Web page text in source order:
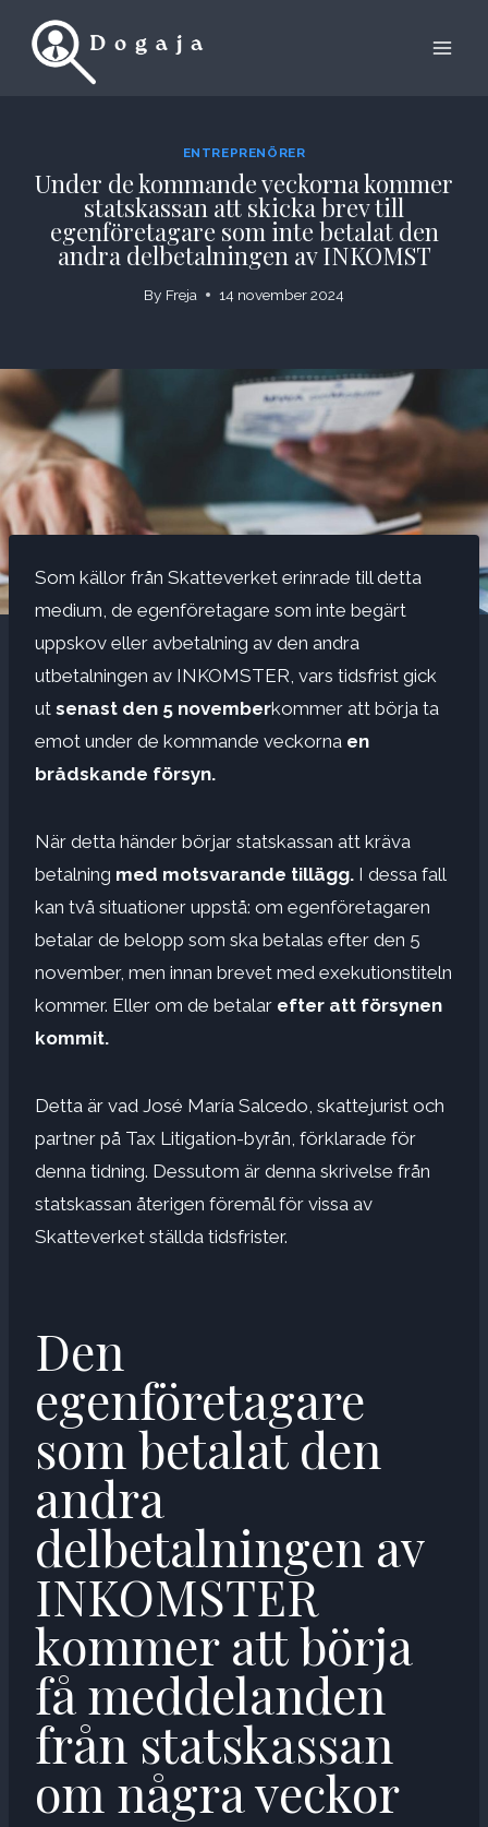
ENTREPRENÖRER
Under de kommande veckorna kommer
statskassan att skicka brev till
egenföretagare som inte betalat den
andra delbetalningen av INKOMST
By Freja 14 november 2024
Som källor från Skatteverket erinrade till detta
medium, de egenföretagare som inte begärt
uppskov eller avbetalning av den andra
utbetalningen av INKOMSTER, vars tidsfrist gick
ut senast den 5 novemberkommer att börja ta
emot under de kommande veckorna en
brådskande försyn.
När detta händer börjar statskassan att kräva
betalning med motsvarande tillägg. I dessa fall
kan två situationer uppstå: om egenföretagaren
betalar de belopp som ska betalas efter den 5
november, men innan brevet med exekutionstiteln
kommer. Eller om de betalar efter att försynen
kommit.
Detta är vad José María Salcedo, skattejurist och
partner på Tax Litigation-byrån, förklarade för
denna tidning. Dessutom är denna skrivelse från
statskassan återigen föremål för vissa av
Skatteverket ställda tidsfrister.
Den
egenföretagare
som betalat den
andra
delbetalningen av
INKOMSTER
kommer att börja
få meddelanden
från statskassan
om några veckor